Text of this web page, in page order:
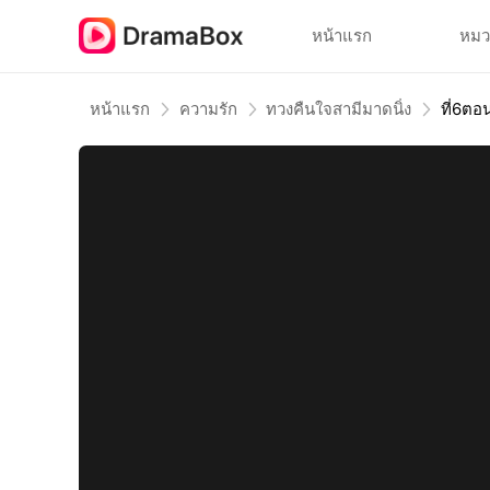
หน้าแรก หม
หน้าแรก ความรัก ทวงคืนใจสามีมาดนิ่ง ที่6ตอ